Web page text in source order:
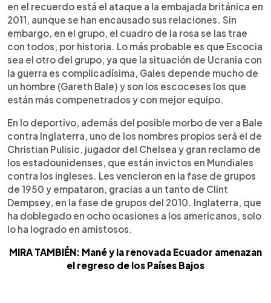
en el recuerdo está el ataque a la embajada británica en
2011, aunque se han encausado sus relaciones. Sin
embargo, en el grupo, el cuadro de la rosa se las trae
con todos, por historia. Lo más probable es que Escocia
sea el otro del grupo, ya que la situación de Ucrania con
la guerra es complicadísima, Gales depende mucho de
un hombre (Gareth Bale) y son los escoceses los que
están más compenetrados y con mejor equipo.
En lo deportivo, además del posible morbo de ver a Bale
contra Inglaterra, uno de los nombres propios será el de
Christian Pulisic, jugador del Chelsea y gran reclamo de
los estadounidenses, que están invictos en Mundiales
contra los ingleses. Les vencieron en la fase de grupos
de 1950 y empataron, gracias a un tanto de Clint
Dempsey, en la fase de grupos del 2010. Inglaterra, que
ha doblegado en ocho ocasiones a los americanos, solo
lo ha logrado en amistosos.
MIRA TAMBIÉN: Mané y la renovada Ecuador amenazan
el regreso de los Países Bajos